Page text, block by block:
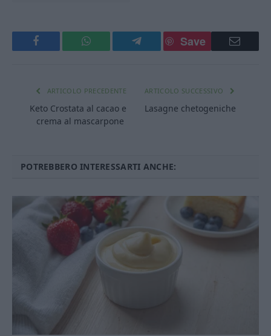
Facebook WhatsApp Telegram
Save
Email
ARTICOLO PRECEDENTE
Keto Crostata al cacao e
crema al mascarpone
ARTICOLO SUCCESSIVO
Lasagne chetogeniche
POTREBBERO INTERESSARTI ANCHE: